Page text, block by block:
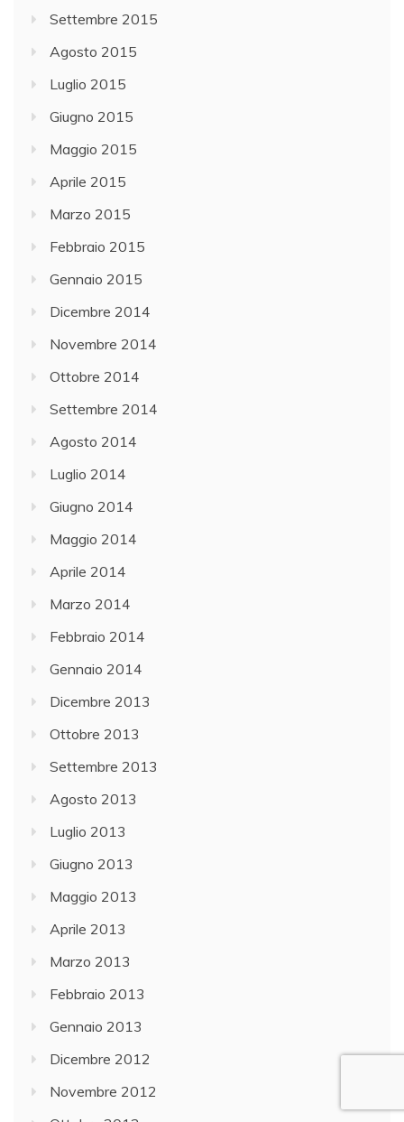
Settembre 2015
Agosto 2015
Luglio 2015
Giugno 2015
Maggio 2015
Aprile 2015
Marzo 2015
Febbraio 2015
Gennaio 2015
Dicembre 2014
Novembre 2014
Ottobre 2014
Settembre 2014
Agosto 2014
Luglio 2014
Giugno 2014
Maggio 2014
Aprile 2014
Marzo 2014
Febbraio 2014
Gennaio 2014
Dicembre 2013
Ottobre 2013
Settembre 2013
Agosto 2013
Luglio 2013
Giugno 2013
Maggio 2013
Aprile 2013
Marzo 2013
Febbraio 2013
Gennaio 2013
Dicembre 2012
Novembre 2012